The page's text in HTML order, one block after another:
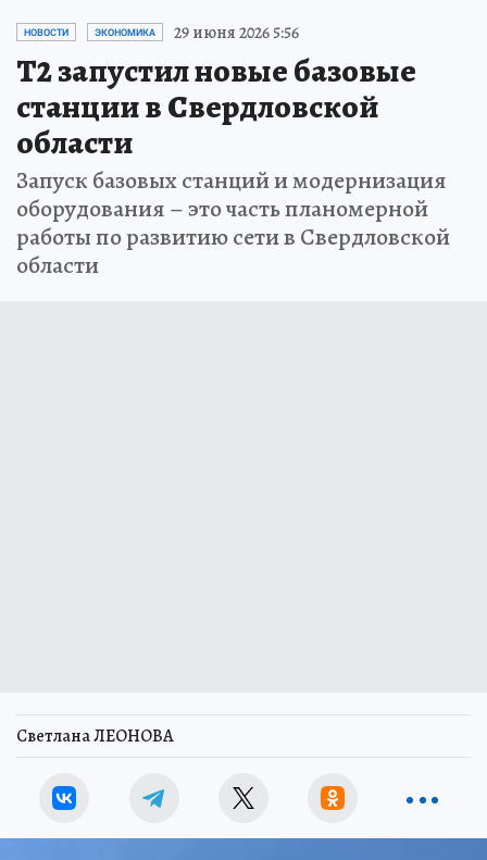
НОВОСТИ ЭКОНОМИКА 29 июня 2026 5:56
Т2 запустил новые базовые
станции в Свердловской
области
Запуск базовых станций и модернизация
оборудования – это часть планомерной
работы по развитию сети в Свердловской
области
Светлана ЛЕОНОВА